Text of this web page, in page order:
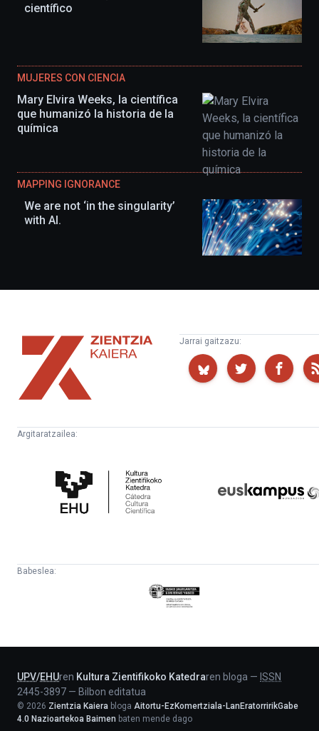
científico
MUJERES CON CIENCIA
Mary Elvira Weeks, la científica
que humanizó la historia de la
química
MAPPING IGNORANCE
We are not ‘in the singularity’
with AI.
Zientzia
Kaiera
Jarrai gaitzazu:
Argitaratzailea:
Zientifikoko
Katedra
Babeslea:
Eusko
Jaurlaritza
UPV/EHUren Kultura Zientifikoko Katedraren bloga — ISSN
2445-3897 — Bilbon editatua
© 2026 Zientzia Kaiera bloga Aitortu-EzKomertziala-LanEratorririkGabe
4.0 Nazioartekoa Baimen baten mende dago